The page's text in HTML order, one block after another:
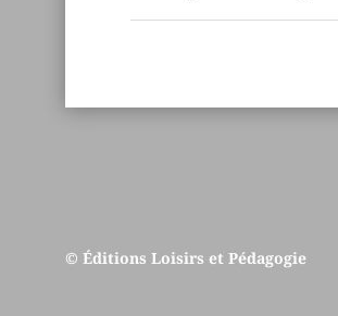
© Éditions Loisirs et Pédagogie